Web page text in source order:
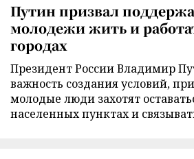
Путин призвал
молодежи жить и
городах
Президент России Владимир
важность создания условий,
молодые люди захотят
населенных пунктах и